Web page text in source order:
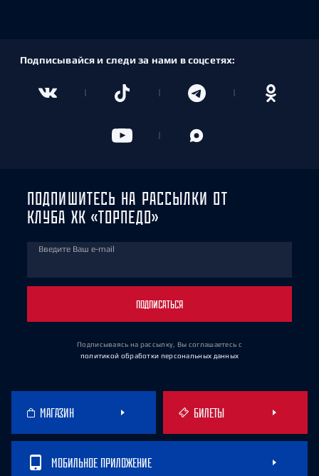
Подписывайся и следи за нами в соцсетях:
ПОДПИШИТЕСЬ НА РАССЫЛКИ ОТ
КЛУБА ХК «ТОРПЕДО»
Введите Ваш e-mail
ПОДПИСАТЬСЯ
Подписываясь на рассылку, Вы соглашаетесь с
политикой обработки персональных данных
МАГАЗИН БИЛЕТЫ
МОБИЛЬНОЕ ПРИЛОЖЕНИЕ